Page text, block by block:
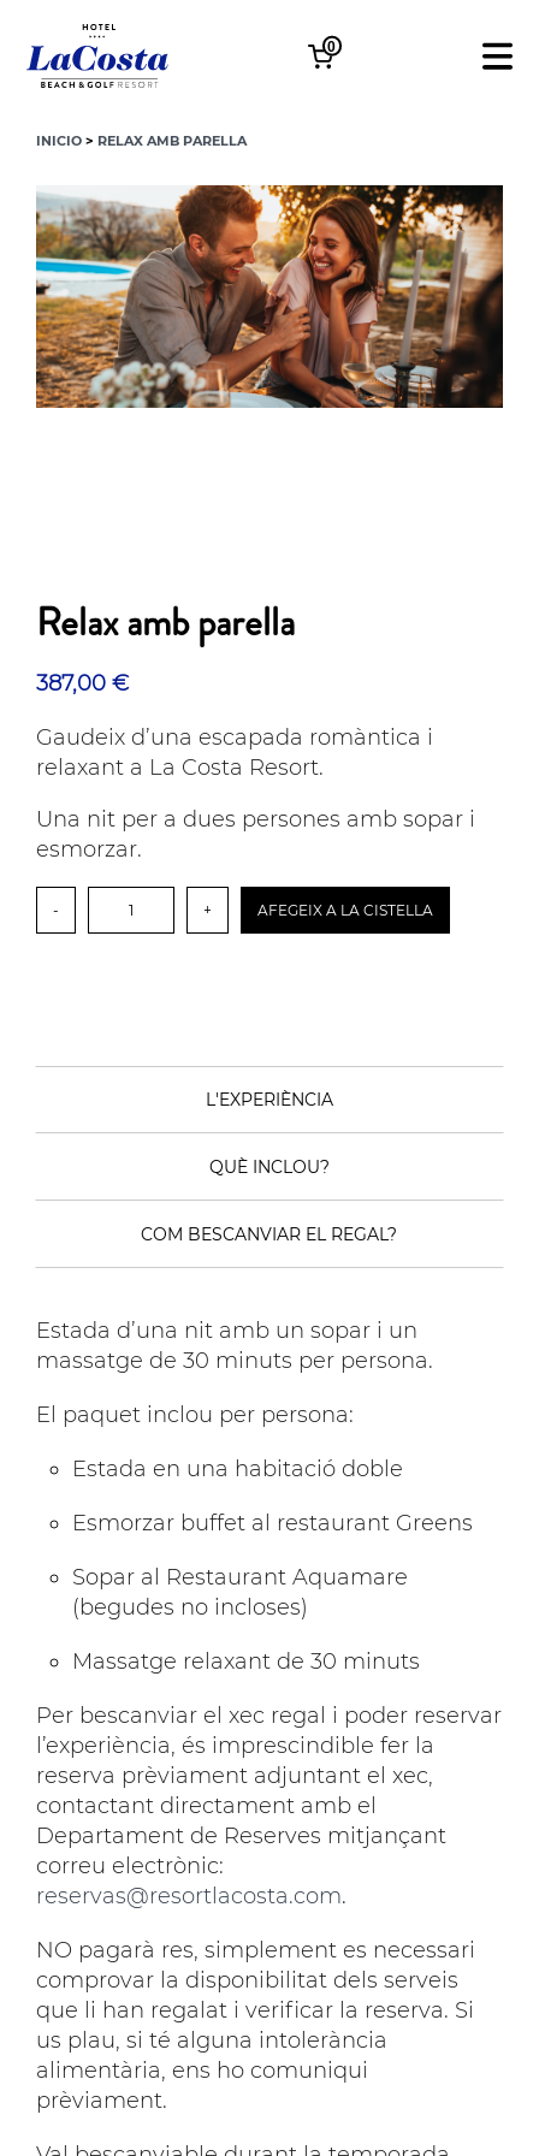
0
INICIO > RELAX AMB PARELLA
Relax amb parella
387,00€
Gaudeix d’una escapada romàntica i
relaxant a La Costa Resort.
Una nit per a dues persones amb sopar i
esmorzar.
-
Relax
+ AFEGEIX A LA CISTELLA
L'EXPERIÈNCIA
QUÈ INCLOU?
COM BESCANVIAR EL REGAL?
Estada d’una nit amb un sopar i un
massatge de 30 minuts per persona.
El paquet inclou per persona:
Estada en una habitació doble
Esmorzar buffet al restaurant Greens
Sopar al Restaurant Aquamare
(begudes no incloses)
Massatge relaxant de 30 minuts
Per bescanviar el xec regal i poder reservar
l’experiència, és imprescindible fer la
reserva prèviament adjuntant el xec,
contactant directament amb el
Departament de Reserves mitjançant
correu electrònic:
reservas@resortlacosta.com.
NO pagarà res, simplement es necessari
comprovar la disponibilitat dels serveis
que li han regalat i verificar la reserva. Si
us plau, si té alguna intolerància
alimentària, ens ho comuniqui
prèviament.